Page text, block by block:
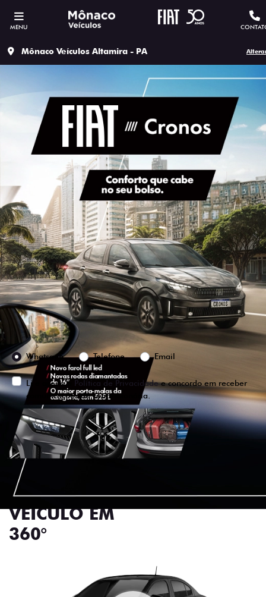
MENU
Mônaco Veículos Altamira - PA
ESTOU INTERESSADO
Versão escolhida
Preferência de contato:
Whatsapp
Telefone Email
Li e aceito a Política de Privacidadee concordo em receber
comunicações da concessionária.
ENTRAR EM CONTATO
VISUALIZE O
VEÍCULO EM
360°